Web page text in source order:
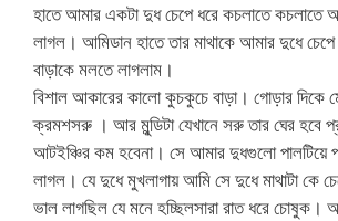
হাতে আমার একটা দুধ চেপে ধরে কচলাতে কচলাতে
লাগল। আমিডান হাতে তার মাথাকে আমার দুধে চেপে
বাড়াকে মলতে লাগলাম।
বিশাল আকারের কালো কুচকুচে বাড়া। গোড়ার দিকে
ক্রমশসরু । আর মুন্ডিটা যেখানে সরু তার ঘের হবে
আটইঞ্চির কম হবেনা। সে আমার দুধগুলো পালটিয়ে
লাগল। যে দুধে মুখলাগায় আমি সে দুধে মাথাটা কে
ভাল লাগছিল যে মনে হচ্ছিলসারা রাত ধরে চোষুক।